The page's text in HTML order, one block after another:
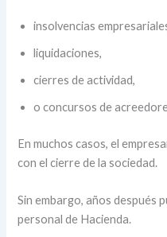
insolvencias
liquidaciones,
cierres de actividad,
o concursos de
En muchos casos, el
con el cierre de la sociedad.
Sin embargo, años después
personal de Hacienda.